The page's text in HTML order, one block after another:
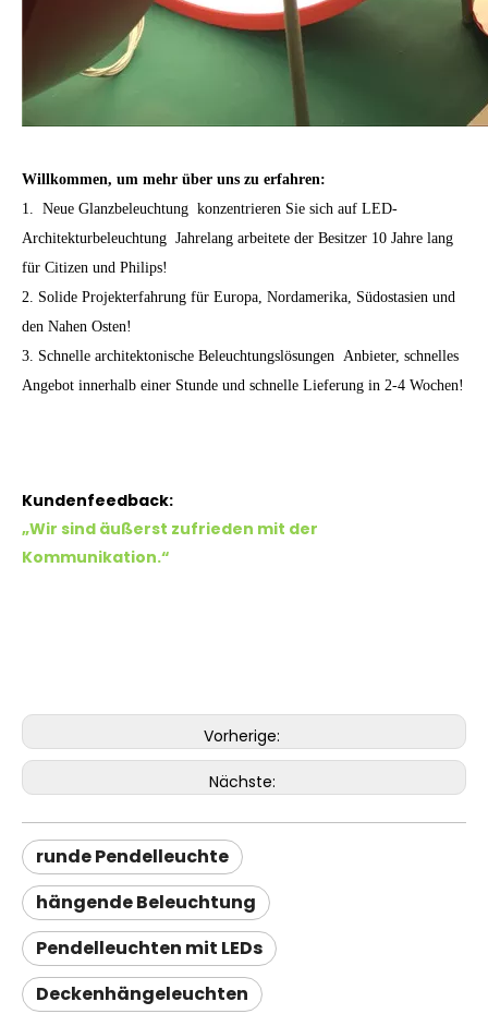
Willkommen, um mehr über uns zu erfahren:
1. Neue Glanzbeleuchtung konzentrieren Sie sich auf LED-
Architekturbeleuchtung Jahrelang arbeitete der Besitzer 10 Jahre lang
für Citizen und Philips!
2. Solide Projekterfahrung für Europa, Nordamerika, Südostasien und
den Nahen Osten!
3. Schnelle architektonische Beleuchtungslösungen Anbieter, schnelles
Angebot innerhalb einer Stunde und schnelle Lieferung in 2-4 Wochen!
Kundenfeedback:
„Wir sind äußerst zufrieden mit der
Kommunikation.“
Vorherige:
Nächste:
runde Pendelleuchte
hängende Beleuchtung
Pendelleuchten mit LEDs
Deckenhängeleuchten